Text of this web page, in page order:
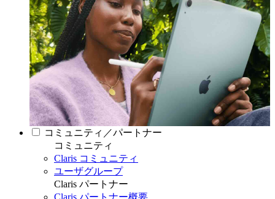
コミュニティ／パートナー
コミュニティ
Claris コミュニティ
ユーザグループ
Claris パートナー
Claris パートナー概要